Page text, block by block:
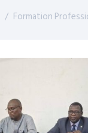
Formation